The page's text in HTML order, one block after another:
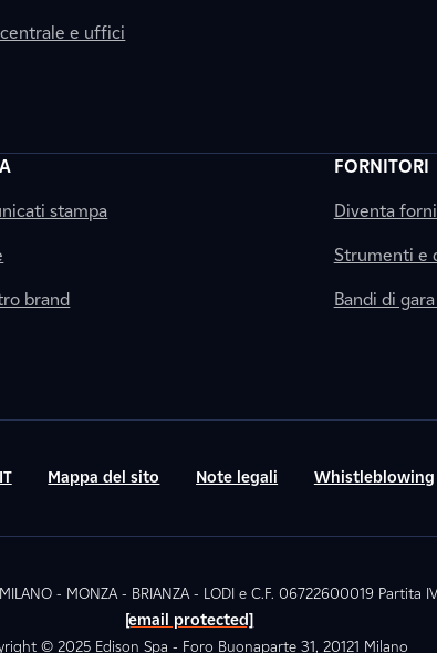
e uffici
stampa
brand
FORNITORI
Diventa
Strumenti e
Bandi di
Mappa del sito Note legali Whistleblowing
- MONZA - BRIANZA - LODI e C.F. 06722600019 Partita
[email protected]
© 2025 Edison Spa - Foro Buonaparte 31, 20121 Milano